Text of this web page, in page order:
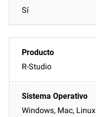
Sí
R-Studio
Windows, Mac, Linux